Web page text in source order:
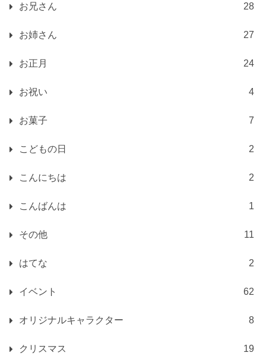
お兄さん 28
お姉さん 27
お正月 24
お祝い 4
お菓子 7
こどもの日 2
こんにちは 2
こんばんは 1
その他 11
はてな 2
イベント 62
オリジナルキャラクター 8
クリスマス 19